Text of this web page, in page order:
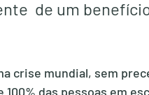
de um
crise mundial, sem
das pessoas em